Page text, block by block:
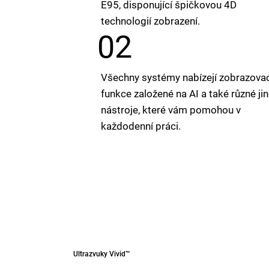
E95, disponující špičkovou 4D
technologií zobrazení.
02
Všechny systémy nabízejí
funkce založené na AI a také různé
nástroje, které vám pomohou v
každodenní práci.
Ultrazvuky Vivid™